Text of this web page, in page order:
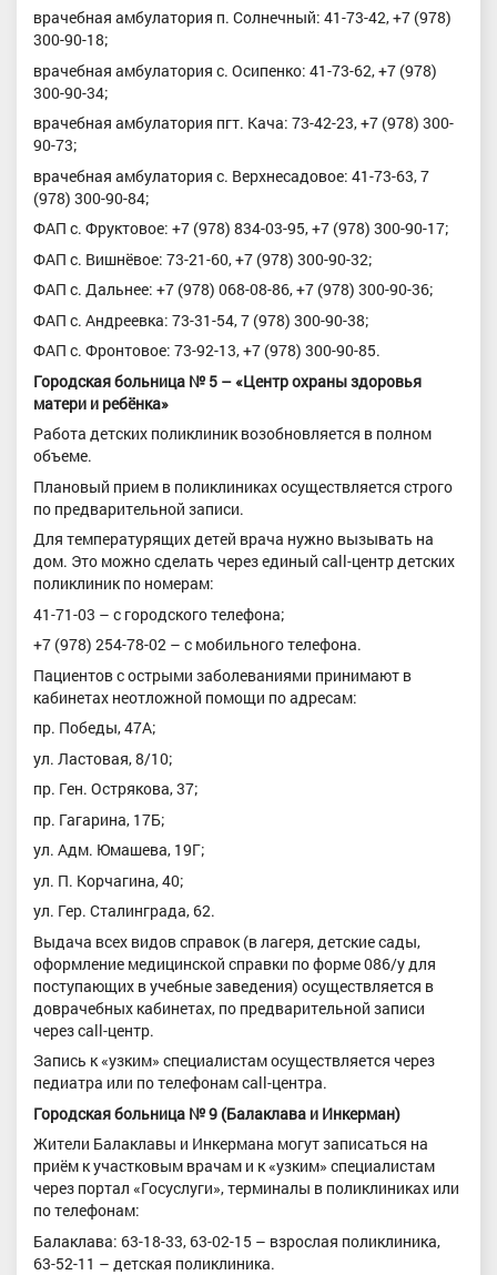
врачебная амбулатория п. Солнечный: 41-73-42, +7 (978)
300-90-18;
врачебная амбулатория с. Осипенко: 41-73-62, +7 (978)
300-90-34;
врачебная амбулатория пгт. Кача: 73-42-23, +7 (978) 300-
90-73;
врачебная амбулатория с. Верхнесадовое: 41-73-63, 7
(978) 300-90-84;
ФАП с. Фруктовое: +7 (978) 834-03-95, +7 (978) 300-90-17;
ФАП с. Вишнёвое: 73-21-60, +7 (978) 300-90-32;
ФАП с. Дальнее: +7 (978) 068-08-86, +7 (978) 300-90-36;
ФАП с. Андреевка: 73-31-54, 7 (978) 300-90-38;
ФАП с. Фронтовое: 73-92-13, +7 (978) 300-90-85.
Городская больница № 5 – «Центр охраны здоровья
матери и ребёнка»
Работа детских поликлиник возобновляется в полном
объеме.
Плановый прием в поликлиниках осуществляется строго
по предварительной записи.
Для температурящих детей врача нужно вызывать на
дом. Это можно сделать через единый call-центр детских
поликлиник по номерам:
41-71-03 – с городского телефона;
+7 (978) 254-78-02 – с мобильного телефона.
Пациентов с острыми заболеваниями принимают в
кабинетах неотложной помощи по адресам:
пр. Победы, 47А;
ул. Ластовая, 8/10;
пр. Ген. Острякова, 37;
пр. Гагарина, 17Б;
ул. Адм. Юмашева, 19Г;
ул. П. Корчагина, 40;
ул. Гер. Сталинграда, 62.
Выдача всех видов справок (в лагеря, детские сады,
оформление медицинской справки по форме 086/у для
поступающих в учебные заведения) осуществляется в
доврачебных кабинетах, по предварительной записи
через call-центр.
Запись к «узким» специалистам осуществляется через
педиатра или по телефонам call-центра.
Городская больница № 9 (Балаклава и Инкерман)
Жители Балаклавы и Инкермана могут записаться на
приём к участковым врачам и к «узким» специалистам
через портал «Госуслуги», терминалы в поликлиниках или
по телефонам:
Балаклава: 63-18-33, 63-02-15 – взрослая поликлиника,
63-52-11 – детская поликлиника.